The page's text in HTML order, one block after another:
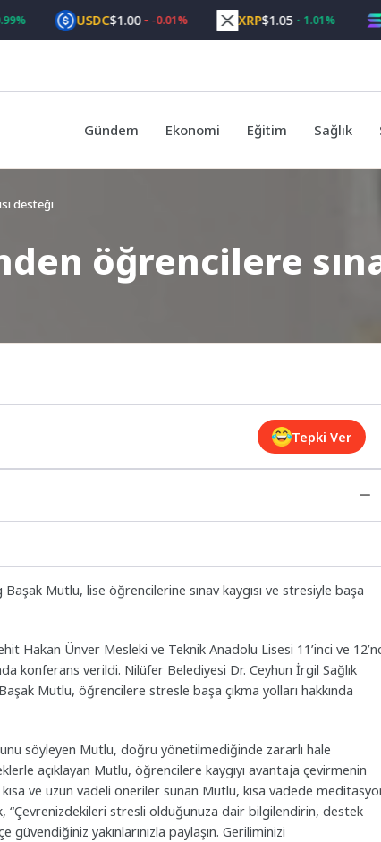
USDC$1.00 -0.01% XRP$1.05 1.01% SOL
Gündem Ekonomi Eğitim Sağlık
desteği
öğrencilere
Tepki Ver
Mutlu, lise öğrencilerine sınav kaygısı ve stresiyle başa
Hakan Ünver Mesleki ve Teknik Anadolu Lisesi 11’inci ve
konferans verildi. Nilüfer Belediyesi Dr. Ceyhun İrgil Sağlık
Mutlu, öğrencilere stresle başa çıkma yolları hakkında
söyleyen Mutlu, doğru yönetilmediğinde zararlı hale
açıklayan Mutlu, öğrencilere kaygıyı avantaja çevirmenin
ve uzun vadeli öneriler sunan Mutlu, kısa vadede
“Çevrenizdekileri stresli olduğunuza dair bilgilendirin, destek
güvendiğiniz yakınlarınızla paylaşın. Geriliminizi